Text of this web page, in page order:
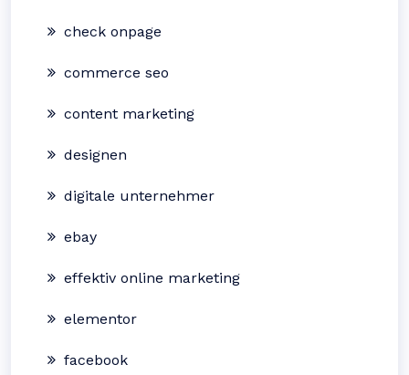
check onpage
commerce seo
content marketing
designen
digitale unternehmer
ebay
effektiv online marketing
elementor
facebook